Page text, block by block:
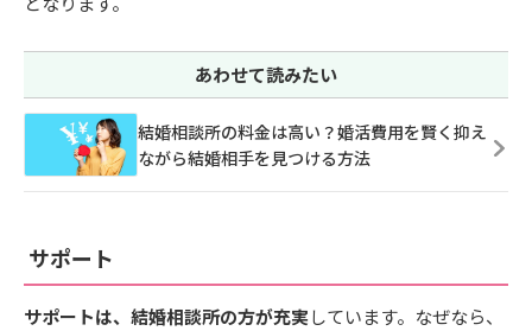
あわせて読みたい
結婚相談所の料金は高い？婚活費用を賢く抑え
ながら結婚相手を見つける方法
サポート
サポートは、結婚相談所の方が充実しています。なぜなら、